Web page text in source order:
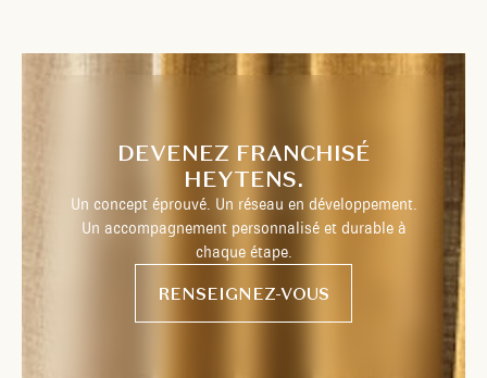
DEVENEZ FRANCHISÉ
HEYTENS.
Un concept éprouvé. Un réseau en développement.
Un accompagnement personnalisé et durable à
chaque étape.
RENSEIGNEZ-VOUS